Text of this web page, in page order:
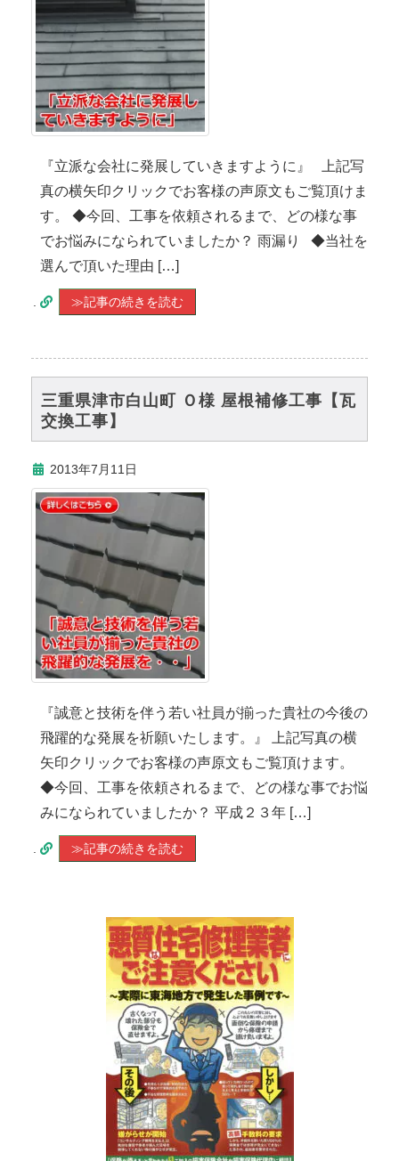
『立派な会社に発展していきますように』 上記写
真の横矢印クリックでお客様の声原文もご覧頂けま
す。 ◆今回、工事を依頼されるまで、どの様な事
でお悩みになられていましたか？ 雨漏り ◆当社を
選んで頂いた理由 […]
≫記事の続きを読む
三重県津市白山町 Ｏ様 屋根補修工事【瓦
交換工事】
2013年7月11日
『誠意と技術を伴う若い社員が揃った貴社の今後の
飛躍的な発展を祈願いたします。』 上記写真の横
矢印クリックでお客様の声原文もご覧頂けます。
◆今回、工事を依頼されるまで、どの様な事でお悩
みになられていましたか？ 平成２３年 […]
≫記事の続きを読む